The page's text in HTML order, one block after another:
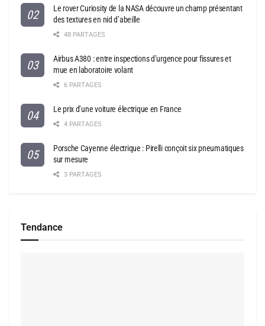
Le rover Curiosity de la NASA découvre un champ présentant
des textures en nid d’abeille
48 PARTAGES
Airbus A380 : entre inspections d’urgence pour fissures et
mue en laboratoire volant
6 PARTAGES
Le prix d’une voiture électrique en France
4 PARTAGES
Porsche Cayenne électrique : Pirelli conçoit six pneumatiques
sur mesure
3 PARTAGES
Tendance